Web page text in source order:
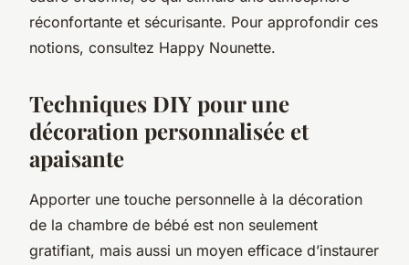
réconfortante et sécurisante. Pour approfondir ces
notions, consultez Happy Nounette.
Techniques DIY pour une
décoration personnalisée et
apaisante
Apporter une touche personnelle à la décoration
de la chambre de bébé est non seulement
gratifiant, mais aussi un moyen efficace d’instaurer